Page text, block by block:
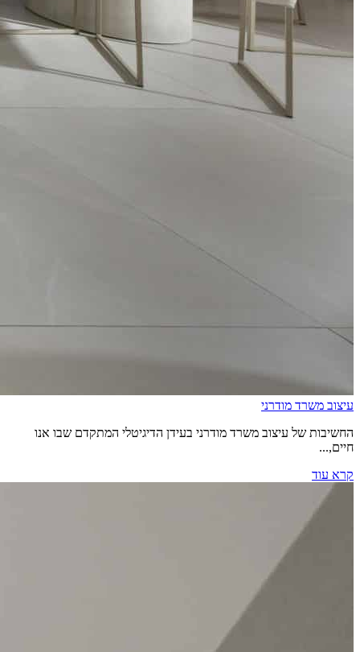
עיצוב משרד מודרני
החשיבות של עיצוב משרד מודרני בעידן הדיגיטלי המתקדם שבו אנו
חיים,...
קרא עוד